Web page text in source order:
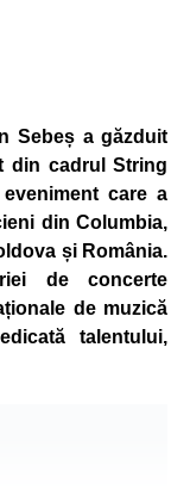
fiecărei categorii
accesibilă atât
cu experiență în
mai bine clasați
în bani și premii
vor putea ridica
cadrul Punctului
Office), care va
Sebeș a găzduit
din cadrul String
care a
din Columbia,
și România.
de concerte
de muzică
talentului,